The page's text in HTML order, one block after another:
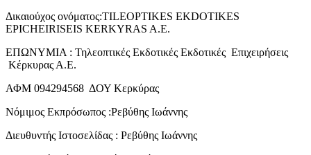
Δικαιούχος ονόματος:TILEOPTIKES EKDOTIKES
EPICHEIRISEIS KERKYRAS A.E.
ΕΠΩΝΥΜΙΑ : Τηλεοπτικές Εκδοτικές Εκδοτικές Επιχειρήσεις
Κέρκυρας Α.Ε.
ΑΦΜ 094294568 ΔΟΥ Κερκύρας
Νόμιμος Εκπρόσωπος :Ρεβύθης Ιωάννης
Διευθυντής Ιστοσελίδας : Ρεβύθης Ιωάννης